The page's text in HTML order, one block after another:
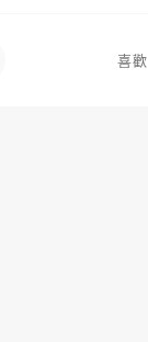
喜歡